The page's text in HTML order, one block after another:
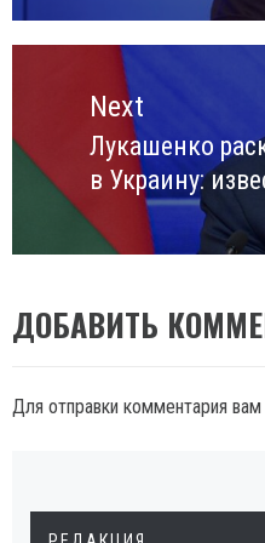
Next
Next
post:
Лукашенко
в Украину:
ДОБАВИТЬ
Для отправки комментария